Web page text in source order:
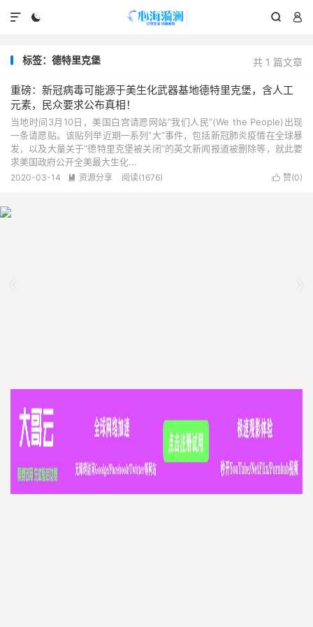
  

共 1 篇文章
标签：德特里克堡
重磅：新冠病毒可能源于美生化武器基地德特里克堡，含人工
元素，民众要求公布真相！
当地时间3月10日，美国白宫请愿网站“我们人民”(We the People)出现
一条请愿贴。该贴列举近期一系列“大”事件，包括新冠肺炎疫情在全球暴
发，以及大量关于“德特里克堡被关闭”的英文新闻报道被删除等，就此要
求美国政府公开全美最大生化...
 赞(0)
2020-03-14  资源分享 阅读(1676)